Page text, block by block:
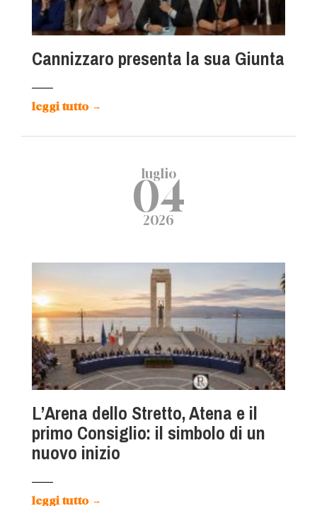
Cannizzaro presenta la sua Giunta
leggi tutto →
luglio
04
2026
L’Arena dello Stretto, Atena e il
primo Consiglio: il simbolo di un
nuovo inizio
leggi tutto →